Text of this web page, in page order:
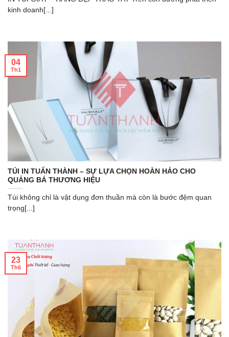
kinh doanh[...]
TÚI IN TUẤN THÀNH – SỰ LỰA CHỌN HOÀN HẢO CHO
QUẢNG BÁ THƯƠNG HIỆU
Túi không chỉ là vật dụng đơn thuần mà còn là bước đệm quan
trọng[...]
04
Th1
23
Th6